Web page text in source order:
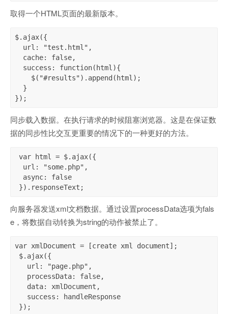
取得一个HTML页面的最新版本。
$.ajax({
});
同步载入数据。在执行请求的时候阻塞浏览器。这是在保证数
据的同步性比交互更重要的情况下的一种更好的方法。
}).responseText;
向服务器发送xml文档数据。通过设置processData选项为fals
e，将数据自动转换为string的动作被禁止了。
var xmlDocument = [create xml document];
});